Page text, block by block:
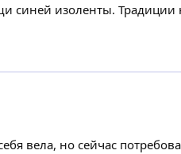
синей изоленты. Традиции
вела, но сейчас